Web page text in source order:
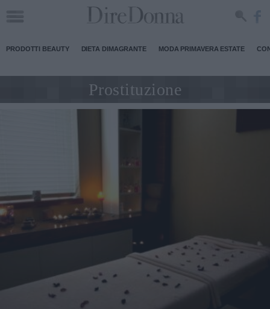
PRODOTTI BEAUTY DIETA DIMAGRANTE MODA PRIMAVERA ESTATE
Prostituzione